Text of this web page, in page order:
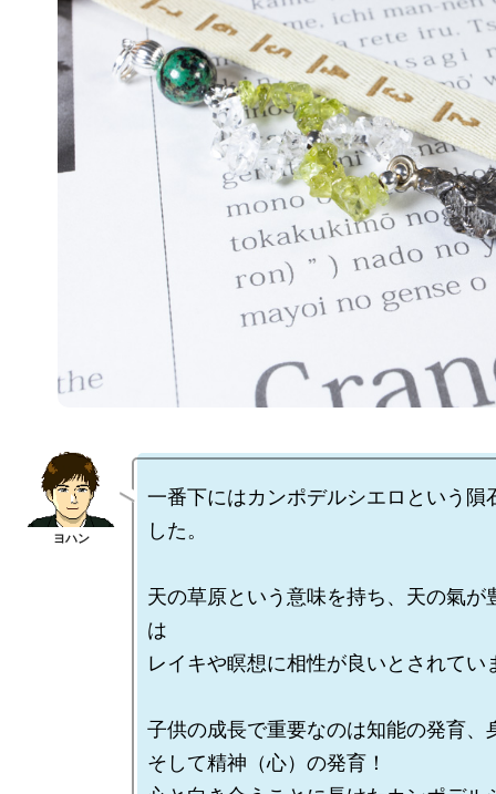
一番下にはカンポデルシエロという隕
した。
天の草原という意味を持ち、天の氣が
は
レイキや瞑想に相性が良いとされてい
子供の成長で重要なのは知能の発育、
そして精神（心）の発育！